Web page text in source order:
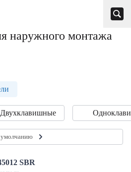
наружного монтажа
Двухклавишные
SBR